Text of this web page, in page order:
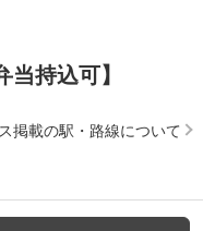
持込可】
掲載の駅・路線について